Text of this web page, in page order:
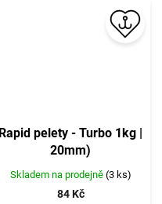
Rapid pelety - Turbo 1kg |
20mm)
Skladem na prodejně (3 ks)
84 Kč